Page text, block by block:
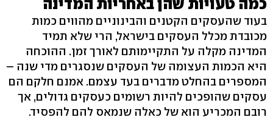
כמה טעויות שהן באחריות המדינה
בעוד שהעסקים הקטנים והבינוניים מהווים כמות
מכובדת מכלל העסקים בישראל, הרי שלא תמיד
המדינה מקלה על התקיימותם לאורך זמן. ההוכחה
היא הכמות העצומה של העסקים שנסגרים מדי שנה –
המספרים בהחלט מדברים בעד עצמם. אמנם חלקם הם
עסקים שהופכים להיות רשומים כעסקים גדולים, אך
רובם המכריע הוא של כאלה שנמאס להם להפסיד.